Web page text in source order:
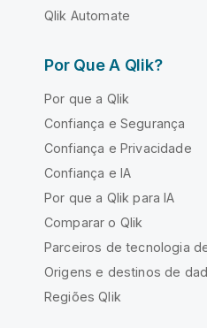
Qlik Automate
Por Que A Qlik?
Por que a Qlik
Confiança e Segurança
Confiança e Privacidade
Confiança e IA
Por que a Qlik para IA
Comparar o Qlik
Parceiros de tecnologia
Origens e destinos de
Regiões Qlik